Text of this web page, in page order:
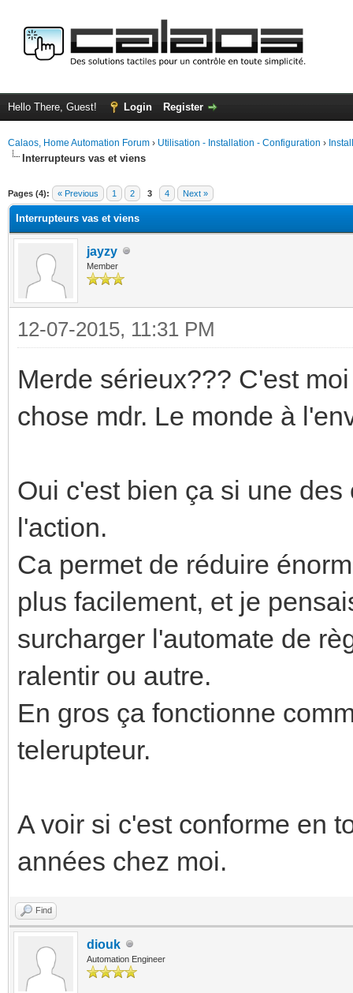
Hello There, Guest! Login Register
Calaos, Home Automation Forum › Utilisation - Installation - Configuration ›
Interrupteurs vas et viens
Pages (4): « Previous 1 2 3 4 Next »
Interrupteurs vas et viens
jayzy
Member
12-07-2015, 11:31 PM
Merde sérieux??? C'est
chose mdr. Le monde à
Oui c'est bien ça si une
l'action.
Ca permet de réduire
plus facilement, et je
surcharger l'automate de
ralentir ou autre.
En gros ça fonctionne
telerupteur.
A voir si c'est conforme en
années chez moi.
Find
diouk
Automation Engineer